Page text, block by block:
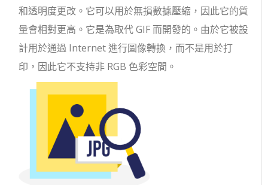
和透明度更改。它可以用於無損數據壓縮，因此它的質
量會相對更高。它是為取代 GIF 而開發的。由於它被設
計用於通過 Internet 進行圖像轉換，而不是用於打
印，因此它不支持非 RGB 色彩空間。